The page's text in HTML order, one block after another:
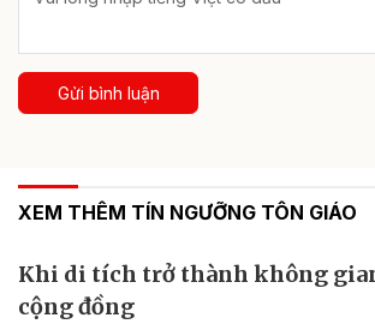
Gửi bình luận
XEM THÊM TÍN NGƯỠNG TÔN GIÁO
Khi di tích trở thành không
cộng đồng